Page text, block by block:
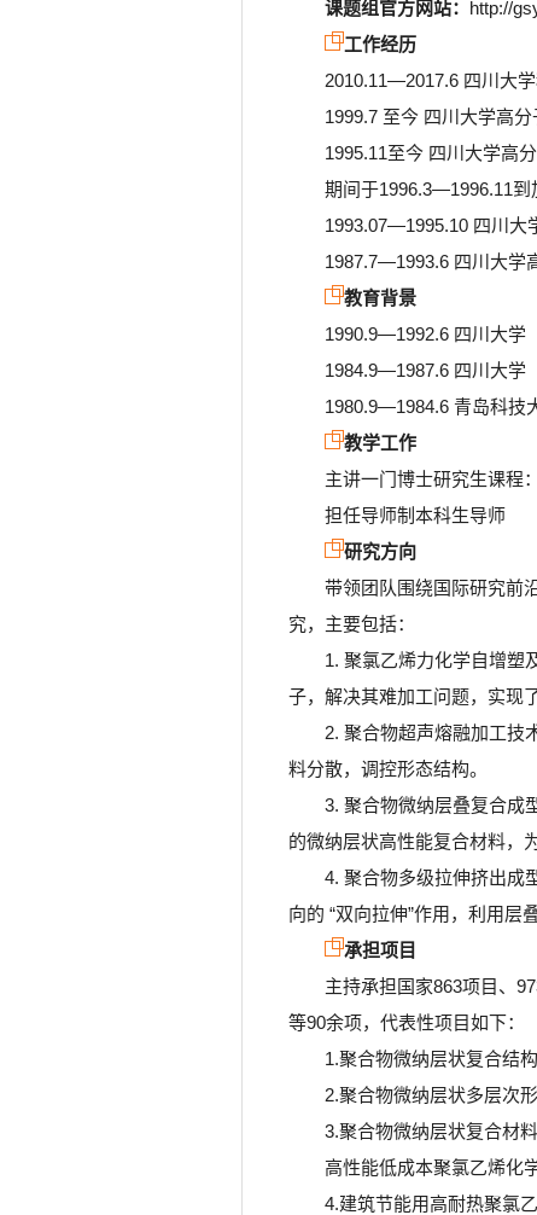
课题组官方网站： http://
工作经历
2010.11—2017.6 四川大
1999.7 至今 四川大学高
1995.11至今 四川大学高
期间于1996.3—1996.11到
1993.07—1995.10 四川大
1987.7—1993.6 四川大学
教育背景
1990.9—1992.6 四川大学
1984.9—1987.6 四川大学
1980.9—1984.6 青岛科技
教学工作
主讲一门博士研究生课程
担任导师制本科生导师
研究方向
带领团队围绕国际研究前
究，主要包括：
1. 聚氯乙烯力化学自增塑
子，解决其难加工问题，实现
2. 聚合物超声熔融加工技
料分散，调控形态结构。
3. 聚合物微纳层叠复合成
的微纳层状高性能复合材料，
4. 聚合物多级拉伸挤出成
向的 “双向拉伸”作用，利用
承担项目
主持承担国家863项目、
等90余项，代表性项目如下：
1.聚合物微纳层状复合结
2.聚合物微纳层状多层次
3.聚合物微纳层状复合材
高性能低成本聚氯乙烯化
4.建筑节能用高耐热聚氯